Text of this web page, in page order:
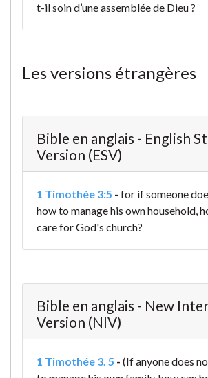
t-il soin d’une assemblée de Dieu ?
Les versions étrangères
Bible en anglais - English
Version (ESV)
1 Timothée 3:5 - for if someone
how to manage his own household,
care for God's church?
Bible en anglais - New
Version (NIV)
1 Timothée 3. 5 - (If anyone does